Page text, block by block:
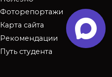
Фоторепортажи
Карта сайта
Рекомендации
Путь студента